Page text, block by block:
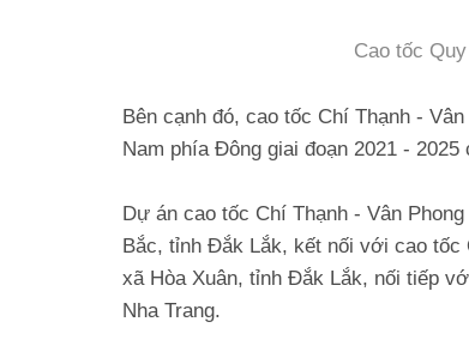
Cao tốc
Bên cạnh đó, cao tốc Chí Thạnh -
Nam phía Đông giai đoạn 2021 -
Dự án cao tốc Chí Thạnh - Vân
Bắc, tỉnh Đắk Lắk, kết nối với cao
xã Hòa Xuân, tỉnh Đắk Lắk, nối tiếp
Nha Trang.